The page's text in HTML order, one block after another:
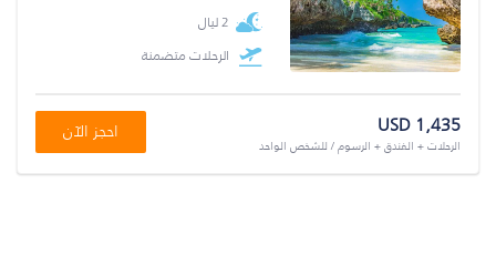
2 ليال
الرحلات متضمنة
USD 1,435
الرحلات + الفندق + الرسوم / للشخص الواحد
احجز الآن